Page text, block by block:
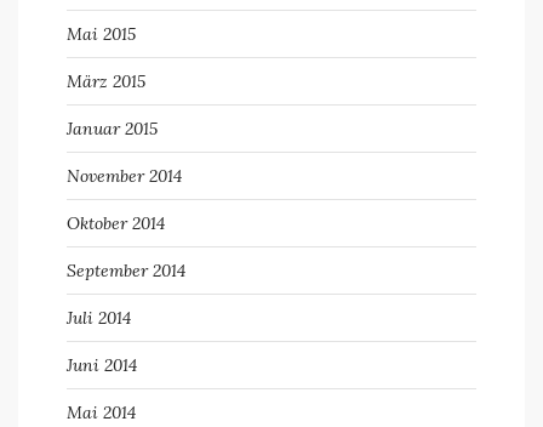
Mai 2015
März 2015
Januar 2015
November 2014
Oktober 2014
September 2014
Juli 2014
Juni 2014
Mai 2014